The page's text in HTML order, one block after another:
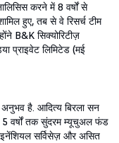
करने में 8 वर्षों से
हुए, तब से वे रिसर्च टीम
B&K सिक्योरिटीज़
प्राइवेट लिमिटेड (मई
अनुभव है. आदित्य बिरला सन
वर्षों तक सुंदरम म्यूचुअल फंड
सर्विसेज़ और असित